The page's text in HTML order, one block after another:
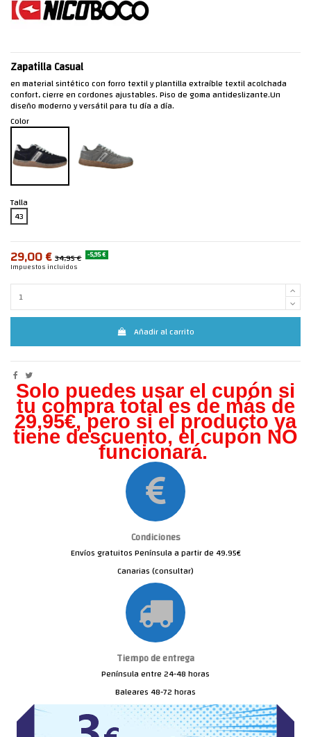
Zapatilla Casual
en material sintético con forro textil y plantilla extraíble textil acolchada
confort, cierre en cordones ajustables. Piso de goma antideslizante.Un
diseño moderno y versátil para tu día a día.
Color
Talla
43
29,00 € 34,95 € -5,95 €
Impuestos incluidos
Añadir al carrito
Solo puedes usar el cupón si
tu compra total es de más de
29,95€, pero si el producto ya
tiene descuento, el cupón NO
funcionará.
Condiciones
Envíos gratuitos Península a partir de 49.95€
Canarias (consultar)
Tiempo de entrega
Península entre 24-48 horas
Baleares 48-72 horas